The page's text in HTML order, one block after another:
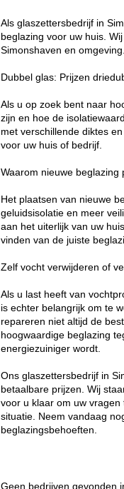
Als glaszettersbedrijf in
beglazing voor uw huis.
Simonshaven en omgeving.
Dubbel glas: Prijzen
Als u op zoek bent naar
zijn en hoe de
met verschillende diktes
voor uw huis of bedrijf.
Waarom nieuwe beglazing
Het plaatsen van nieuwe
geluidsisolatie en meer
aan het uiterlijk van uw
vinden van de juiste
Zelf vocht verwijderen of
Als u last heeft van
is echter belangrijk om te
repareren niet altijd de
hoogwaardige beglazing
energiezuiniger wordt.
Ons glaszettersbedrijf in
betaalbare prijzen. Wij
voor u klaar om uw
situatie. Neem vandaag
beglazingsbehoeften.
Geen bedrijven gevonden